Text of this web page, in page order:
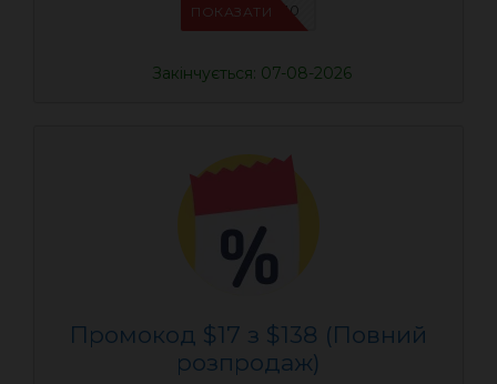
UASC10
ПОКАЗАТИ
Закінчується: 07-08-2026
Промокод $17 з $138 (Повний
розпродаж)